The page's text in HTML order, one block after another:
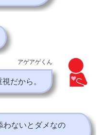
アゲアゲくん
だから。
わないとダメなの